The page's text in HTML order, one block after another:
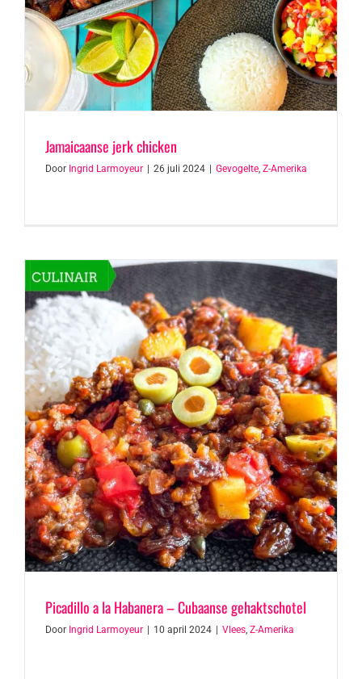
Jamaicaanse jerk chicken
Door Ingrid Larmoyeur 26 juli 2024 Gevogelte, Z-Amerika
Picadillo a la Habanera – Cubaanse gehaktschotel
Door Ingrid Larmoyeur 10 april 2024 Vlees, Z-Amerika